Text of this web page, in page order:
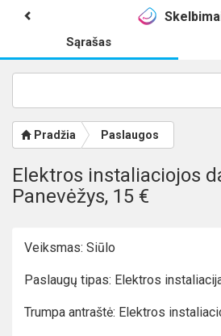
Sąrašas
Pradžia Paslaugos
Elektros instaliaciojos
Panevėžys, 15 €
Veiksmas: Siūlo
Paslaugų tipas: Elektros
Trumpa antraštė: Elektros